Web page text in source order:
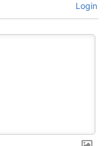
Login